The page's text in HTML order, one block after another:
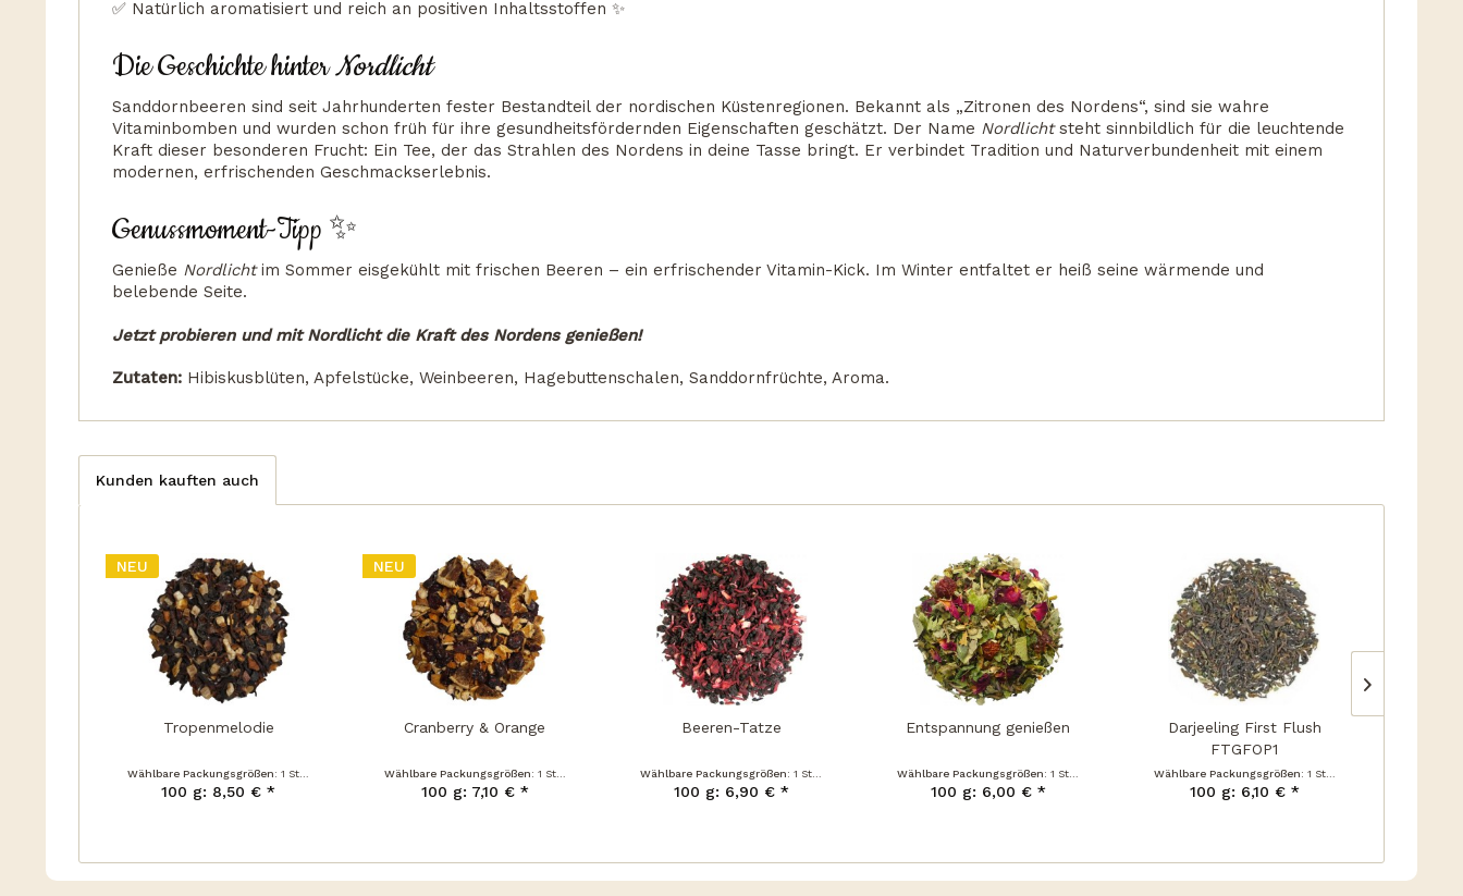
✅ Natürlich aromatisiert und reich an positiven Inhaltsstoffen ✨
Die Geschichte hinterNordlicht
Sanddornbeeren sind seit Jahrhunderten fester Bestandteil der nordischen Küstenregionen. Bekannt als „Zitronen des Nordens“, sind sie wahre
Vitaminbomben und wurden schon früh für ihre gesundheitsfördernden Eigenschaften geschätzt. Der Name Nordlichtsteht sinnbildlich für die leuchtende
Kraft dieser besonderen Frucht: Ein Tee, der das Strahlen des Nordens in deine Tasse bringt. Er verbindet Tradition und Naturverbundenheit mit einem
modernen, erfrischenden Geschmackserlebnis.
Genussmoment-Tipp ✨
Genieße Nordlichtim Sommer eisgekühlt mit frischen Beeren – ein erfrischender Vitamin-Kick. Im Winter entfaltet er heiß seine wärmende und
belebende Seite.
Jetzt probieren und mit Nordlicht die Kraft des Nordens genießen!
Zutaten: Hibiskusblüten, Apfelstücke, Weinbeeren, Hagebuttenschalen, Sanddornfrüchte, Aroma.
Kunden kauften auch
NEU
Tropenmelodie
Wählbare Packungsgrößen:1 Stück
100 g: 8,50 € *
NEU
Cranberry & Orange
Wählbare Packungsgrößen: 1 Stück
100 g: 7,10 € *
Beeren-Tatze
Wählbare Packungsgrößen:1 Stück
100 g: 6,90 € *
Entspannung genießen
Wählbare Packungsgrößen: 1 Stück
100 g: 6,00 € *
Darjeeling First Flush
FTGFOP1
Wählbare Packungsgrößen: 1 Stück
100 g: 6,10 € *